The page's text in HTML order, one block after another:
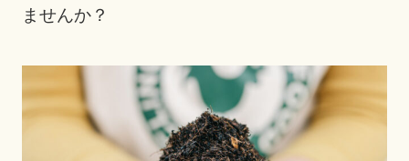
ませんか？